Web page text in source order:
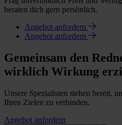
beraten dich gern persönlich.
Angebot anfordern
Angebot anfordern
Gemeinsam den
wirklich Wirkung
Unsere Spezialisten stehen bereit,
Ihren Zielen zu verbinden.
Angebot anfordern